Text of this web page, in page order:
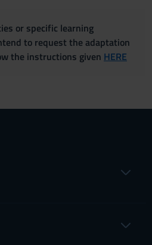
or specific learning
to request the adaptation
the instructions given HERE